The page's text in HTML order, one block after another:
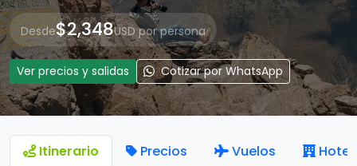
Desde$2,348USD por persona
Ver precios y salidas Cotizar por WhatsApp
Itinerario Precios Vuelos